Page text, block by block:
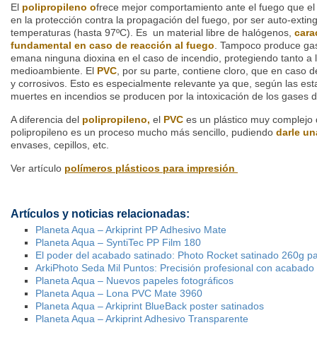
El polipropileno ofrece mejor comportamiento ante el fuego que el
en la protección contra la propagación del fuego, por ser auto-
temperaturas (hasta 97ºC). Es un material libre de halógenos,
fundamental en caso de reacción al fuego . Tampoco produce
emana ninguna dioxina en el caso de incendio, protegiendo tanto a
medioambiente. El PVC , por su parte, contiene cloro, que en caso
y corrosivos. Esto es especialmente relevante ya que, según las
muertes en incendios se producen por la intoxicación de los gases
A diferencia del polipropileno, el PVC es un plástico muy complejo
polipropileno es un proceso mucho más sencillo, pudiendo darle
envases, cepillos, etc.
Ver artículo polímeros plásticos para impresión
Artículos y noticias relacionadas:
Planeta Aqua – Arkiprint PP Adhesivo Mate
Planeta Aqua – SyntiTec PP Film 180
El poder del acabado satinado: Photo Rocket satinado 260g
ArkiPhoto Seda Mil Puntos: Precisión profesional con
Planeta Aqua – Nuevos papeles fotográficos
Planeta Aqua – Lona PVC Mate 3960
Planeta Aqua – Arkiprint BlueBack poster satinados
Planeta Aqua – Arkiprint Adhesivo Transparente